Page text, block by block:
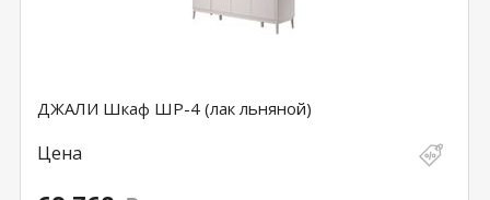
ДЖАЛИ Шкаф ШР-4 (лак льняной)
Цена